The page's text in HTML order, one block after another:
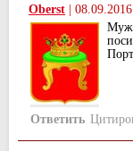
Oberst |
Ответить